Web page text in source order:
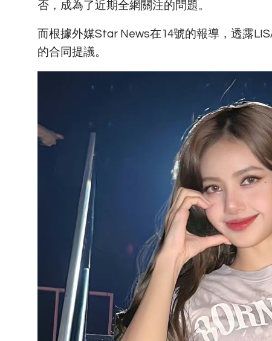
否，成為了近期全網關注的問題。
而根據外媒Star News在14號的報導，透露
的合同提議。